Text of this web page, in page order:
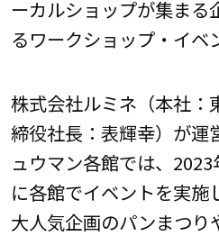
ーカルショップが集まる
るワークショップ・イベ
株式会社ルミネ（本社：
締役社長：表輝幸）が運
ュウマン各館では、
に各館でイベントを実施
大人気企画のパンまつり